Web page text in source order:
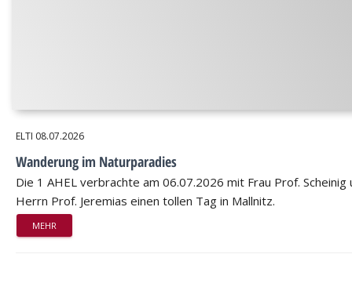
ELTI 08.07.2026
Wanderung im Naturparadies
Die 1 AHEL verbrachte am 06.07.2026 mit Frau Prof. Scheinig
Herrn Prof. Jeremias einen tollen Tag in Mallnitz.
MEHR